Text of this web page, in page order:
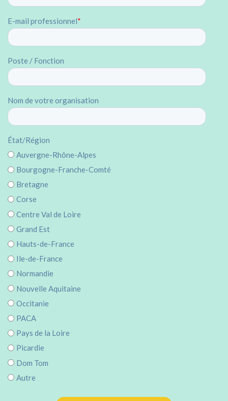
E-mail professionnel*
Poste / Fonction
Nom de votre organisation
État/Région
Auvergne-Rhône-Alpes
Bourgogne-Franche-Comté
Bretagne
Corse
Centre Val de Loire
Grand Est
Hauts-de-France
Ile-de-France
Normandie
Nouvelle Aquitaine
Occitanie
PACA
Pays de la Loire
Picardie
Dom Tom
Autre